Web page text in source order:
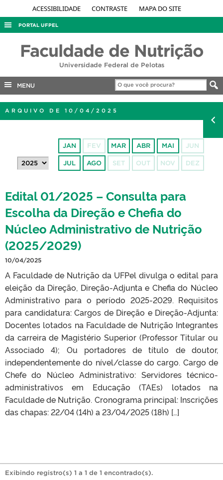
ACESSIBILIDADE CONTRASTE MAPA DO SITE
PORTAL UFPEL
AUDITORIA
COBALTO
EDITAIS
PORTARIAS
Faculdade de Nutrição
Universidade Federal de Pelotas
MENU
ARQUIVO DE 10/04/2025
JAN FEV MAR ABR MAI JUN
JUL AGO SET OUT NOV DEZ
Edital 01/2025 – Consulta para
Escolha da Direção e Chefia do
Núcleo Administrativo de Nutrição
(2025/2029)
10/04/2025
A Faculdade de Nutrição da UFPel divulga o edital para
eleição da Direção, Direção-Adjunta e Chefia do Núcleo
Administrativo para o período 2025-2029. Requisitos
para candidatura: Cargos de Direção e Direção-Adjunta:
Docentes lotados na Faculdade de Nutrição Integrantes
da carreira de Magistério Superior (Professor Titular ou
Associado 4); Ou portadores de título de doutor,
independentemente do nível/classe do cargo. Cargo de
Chefe do Núcleo Administrativo: Servidores técnico-
administrativos em Educação (TAEs) lotados na
Faculdade de Nutrição. Cronograma principal: Inscrições
das chapas: 22/04 (14h) a 23/04/2025 (18h) […]
Exibindo registro(s) 1 a 1 de 1 encontrado(s).